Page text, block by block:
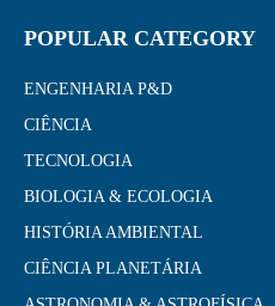
POPULAR CATEGORY
ENGENHARIA P&D
CIÊNCIA
TECNOLOGIA
BIOLOGIA & ECOLOGIA
HISTÓRIA AMBIENTAL
CIÊNCIA PLANETÁRIA